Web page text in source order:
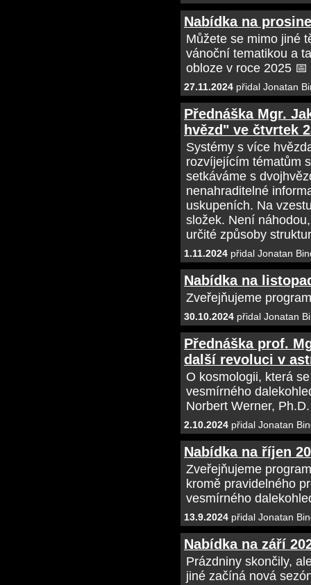
Nabídka na
Můžete se mimo jiné
vánoční tematikou a
obloze v roce 2025 📅
27.11.2024 přidal Jonatan
Přednáška Mgr.
hvězd" ve čtvrtek
Systémy s více
rozvíjejícím tématům
setkáváme s
nenahraditelné
uskupeních. Na
složek. Není
určité způsoby
1.11.2024 přidal Jonatan
Nabídka na
Zveřejňujeme
30.10.2024 přidal Jonatan
Přednáška prof.
další revoluci v
O kosmologii, která
vesmírného
Norbert Werner,
2.10.2024 přidal Jonatan
Nabídka na říjen
Zveřejňujeme
kromě pravidelného
vesmírného
13.9.2024 přidal Jonatan
Nabídka na září
Prázdniny skončily,
jiné začíná nová